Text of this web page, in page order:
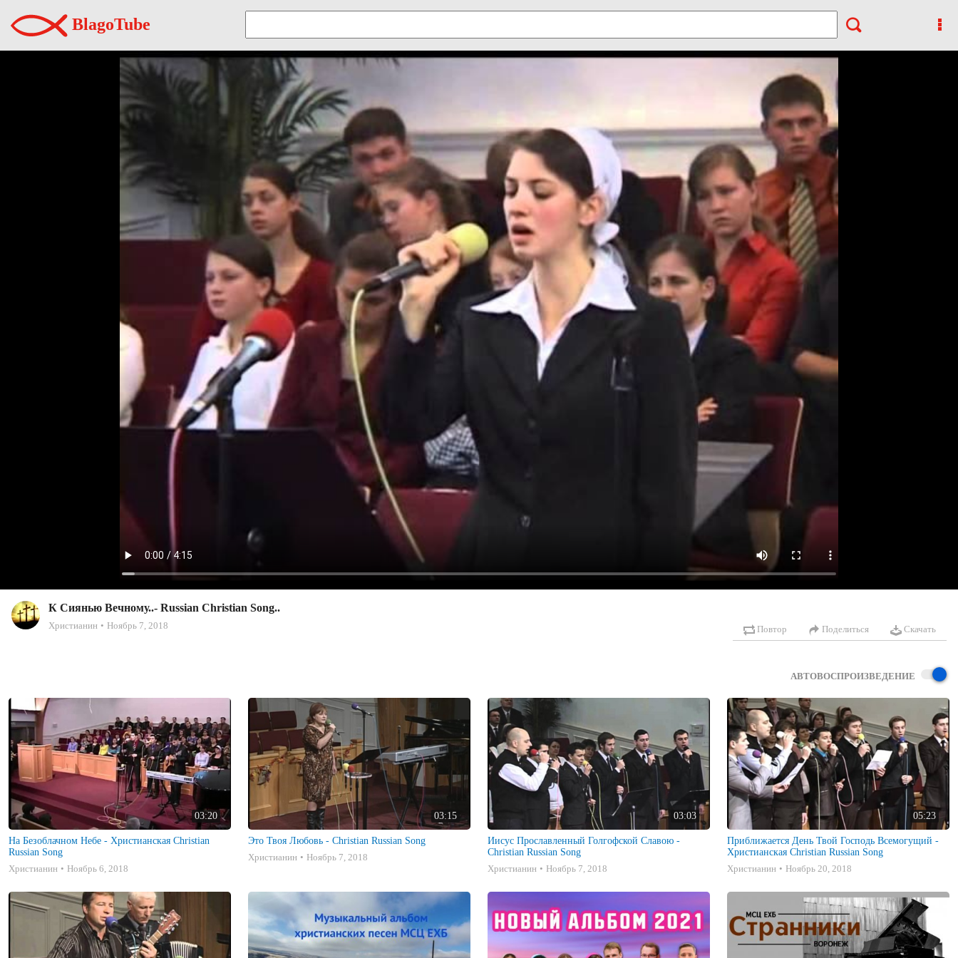
BlagoTube
К Сиянью Вечному..- Russian Christian Song..
Христианин Ноябрь 7, 2018 Повтор Поделиться Скачать
АВТОВОСПРОИЗВЕДЕНИЕ
03:20
На Безоблачном Небе - Христианская Christian
Russian Song
Христианин
Ноябрь 6, 2018
03:15
Это Твоя Любовь - Christian Russian Song
Христианин
Ноябрь 7, 2018
03:03
Иисус Прославленный Голгофской Славою -
Christian Russian Song
Христианин
Ноябрь 7, 2018
05:23
Приближается День Твой Господь Всемогущий -
Христианская Christian Russian Song
Христианин
Ноябрь 20, 2018